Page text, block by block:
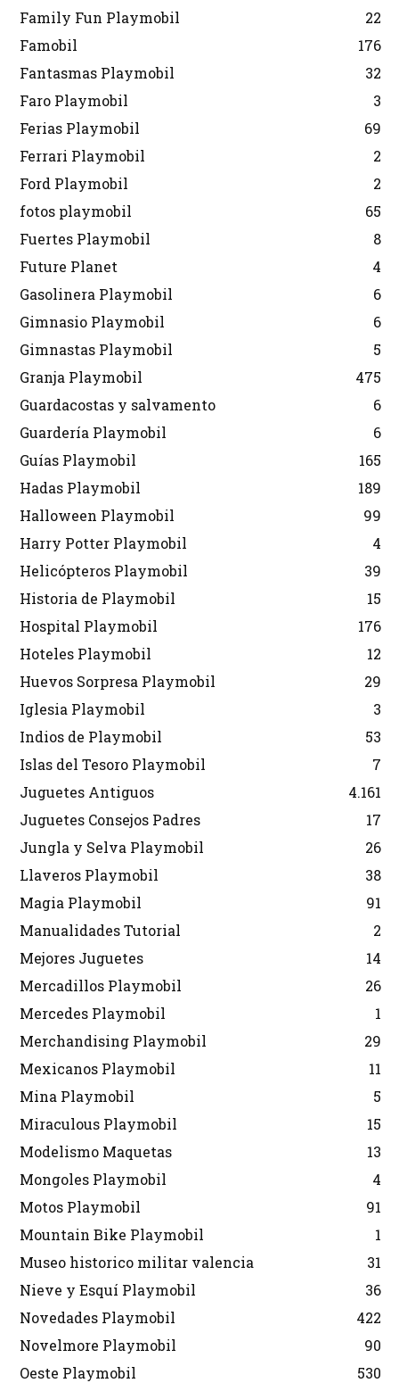
Family Fun Playmobil
22
Famobil
176
Fantasmas Playmobil
32
Faro Playmobil
3
Ferias Playmobil
69
Ferrari Playmobil
2
Ford Playmobil
2
fotos playmobil
65
Fuertes Playmobil
8
Future Planet
4
Gasolinera Playmobil
6
Gimnasio Playmobil
6
Gimnastas Playmobil
5
Granja Playmobil
475
Guardacostas y salvamento
6
Guardería Playmobil
6
Guías Playmobil
165
Hadas Playmobil
189
Halloween Playmobil
99
Harry Potter Playmobil
4
Helicópteros Playmobil
39
Historia de Playmobil
15
Hospital Playmobil
176
Hoteles Playmobil
12
Huevos Sorpresa Playmobil
29
Iglesia Playmobil
3
Indios de Playmobil
53
Islas del Tesoro Playmobil
7
Juguetes Antiguos
4.161
Juguetes Consejos Padres
17
Jungla y Selva Playmobil
26
Llaveros Playmobil
38
Magia Playmobil
91
Manualidades Tutorial
2
Mejores Juguetes
14
Mercadillos Playmobil
26
Mercedes Playmobil
1
Merchandising Playmobil
29
Mexicanos Playmobil
11
Mina Playmobil
5
Miraculous Playmobil
15
Modelismo Maquetas
13
Mongoles Playmobil
4
Motos Playmobil
91
Mountain Bike Playmobil
1
Museo historico militar valencia
31
Nieve y Esquí Playmobil
36
Novedades Playmobil
422
Novelmore Playmobil
90
Oeste Playmobil
530